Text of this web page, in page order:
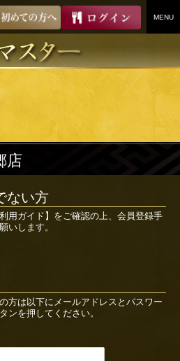
MENU
店
ない方
利用ガイド】 をご確認の上、会員登録手
いします。
方は以下にメールアドレスとパスワー
ンを押してください。